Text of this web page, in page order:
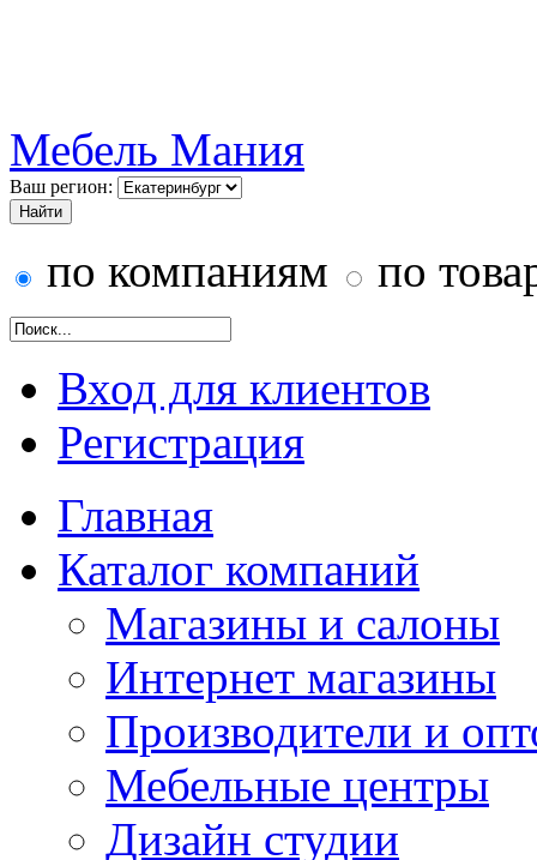
Мебель Мания
Ваш регион:
по компаниям по
Вход для клиентов
Регистрация
Главная
Каталог компаний
Магазины и салоны
Интернет магазины
Производители и
Мебельные центры
Дизайн студии